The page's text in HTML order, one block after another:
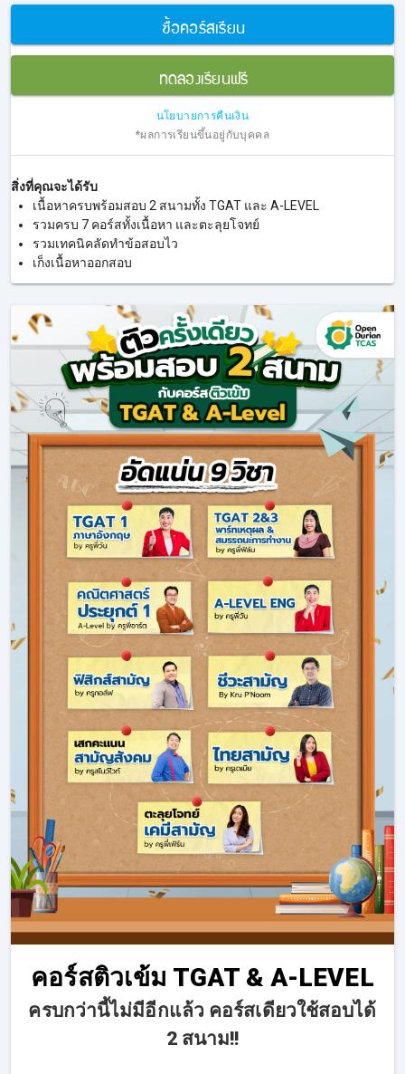
ซื้อคอร์สเรียน
ทดลองเรียนฟรี
นโยบายการคืนเงิน
*ผลการเรียนขึ้นอยู่กับบุคคล
สิ่งที่คุณจะได้รับ
เนื้อหาครบพร้อมสอบ 2 สนามทั้ง TGAT และ A-LEVEL
รวมครบ 7 คอร์สทั้งเนื้อหา และตะลุยโจทย์
รวมเทคนิคลัดทำข้อสอบไว
เก็งเนื้อหาออกสอบ
คอร์สติวเข้ม TGAT & A-LEVEL
ครบกว่านี้ไม่มีอีกแล้ว คอร์สเดียวใช้สอบได้
2 สนาม!!